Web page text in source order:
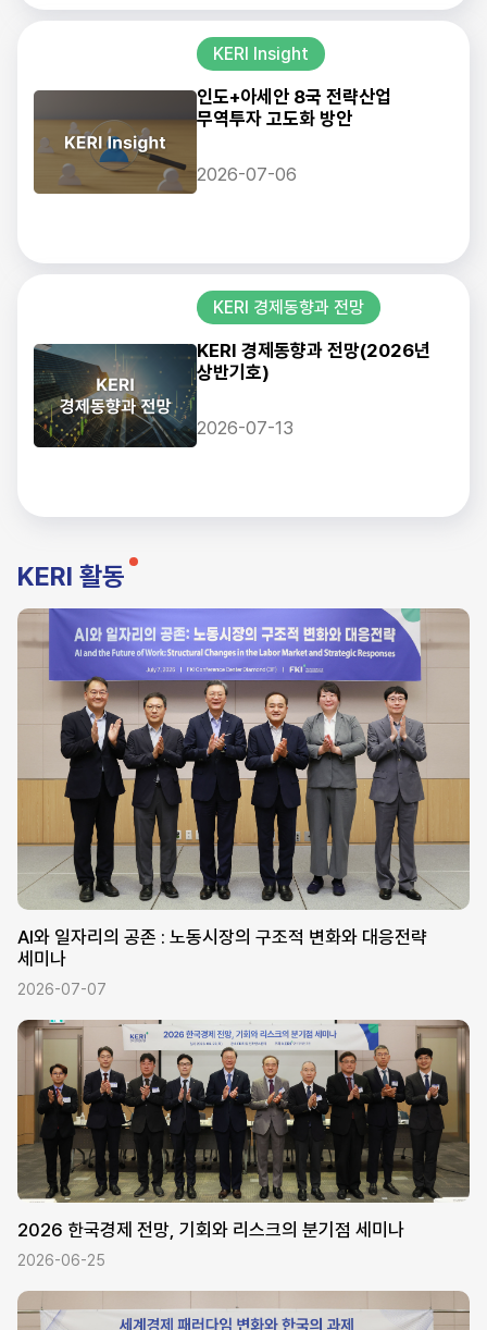
KERI Insight
인도+아세안 8국 전략산업
무역투자 고도화 방안
2026-07-06
KERI 경제동향과 전망
KERI 경제동향과 전망(2026년
상반기호)
2026-07-13
KERI 활동
AI와 일자리의 공존 : 노동시장의 구조적 변화와 대응전략
세미나
2026-07-07
2026 한국경제 전망, 기회와 리스크의 분기점 세미나
2026-06-25